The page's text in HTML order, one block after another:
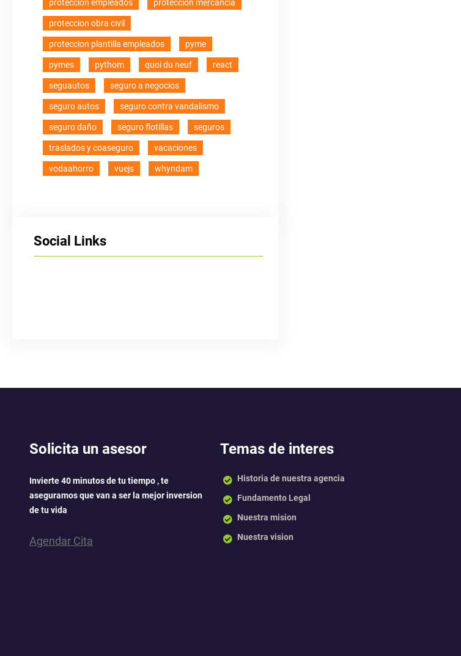
proteccion empleados proteccion mercancia
proteccion obra civil
proteccion plantilla empleados pyme
pymes pythom quoi du neuf react
seguautos seguro a negocios
seguro autos seguro contra vandalismo
seguro daño seguro flotillas seguros
traslados y coaseguro vacaciones
vodaahorro vuejs whyndam
Social Links
Solicita un asesor
Invierte 40 minutos de tu tiempo , te
aseguramos que van a ser la mejor inversion
de tu vida
Agendar Cita
Temas de interes
Historia de nuestra agencia
Fundamento Legal
Nuestra mision
Nuestra vision